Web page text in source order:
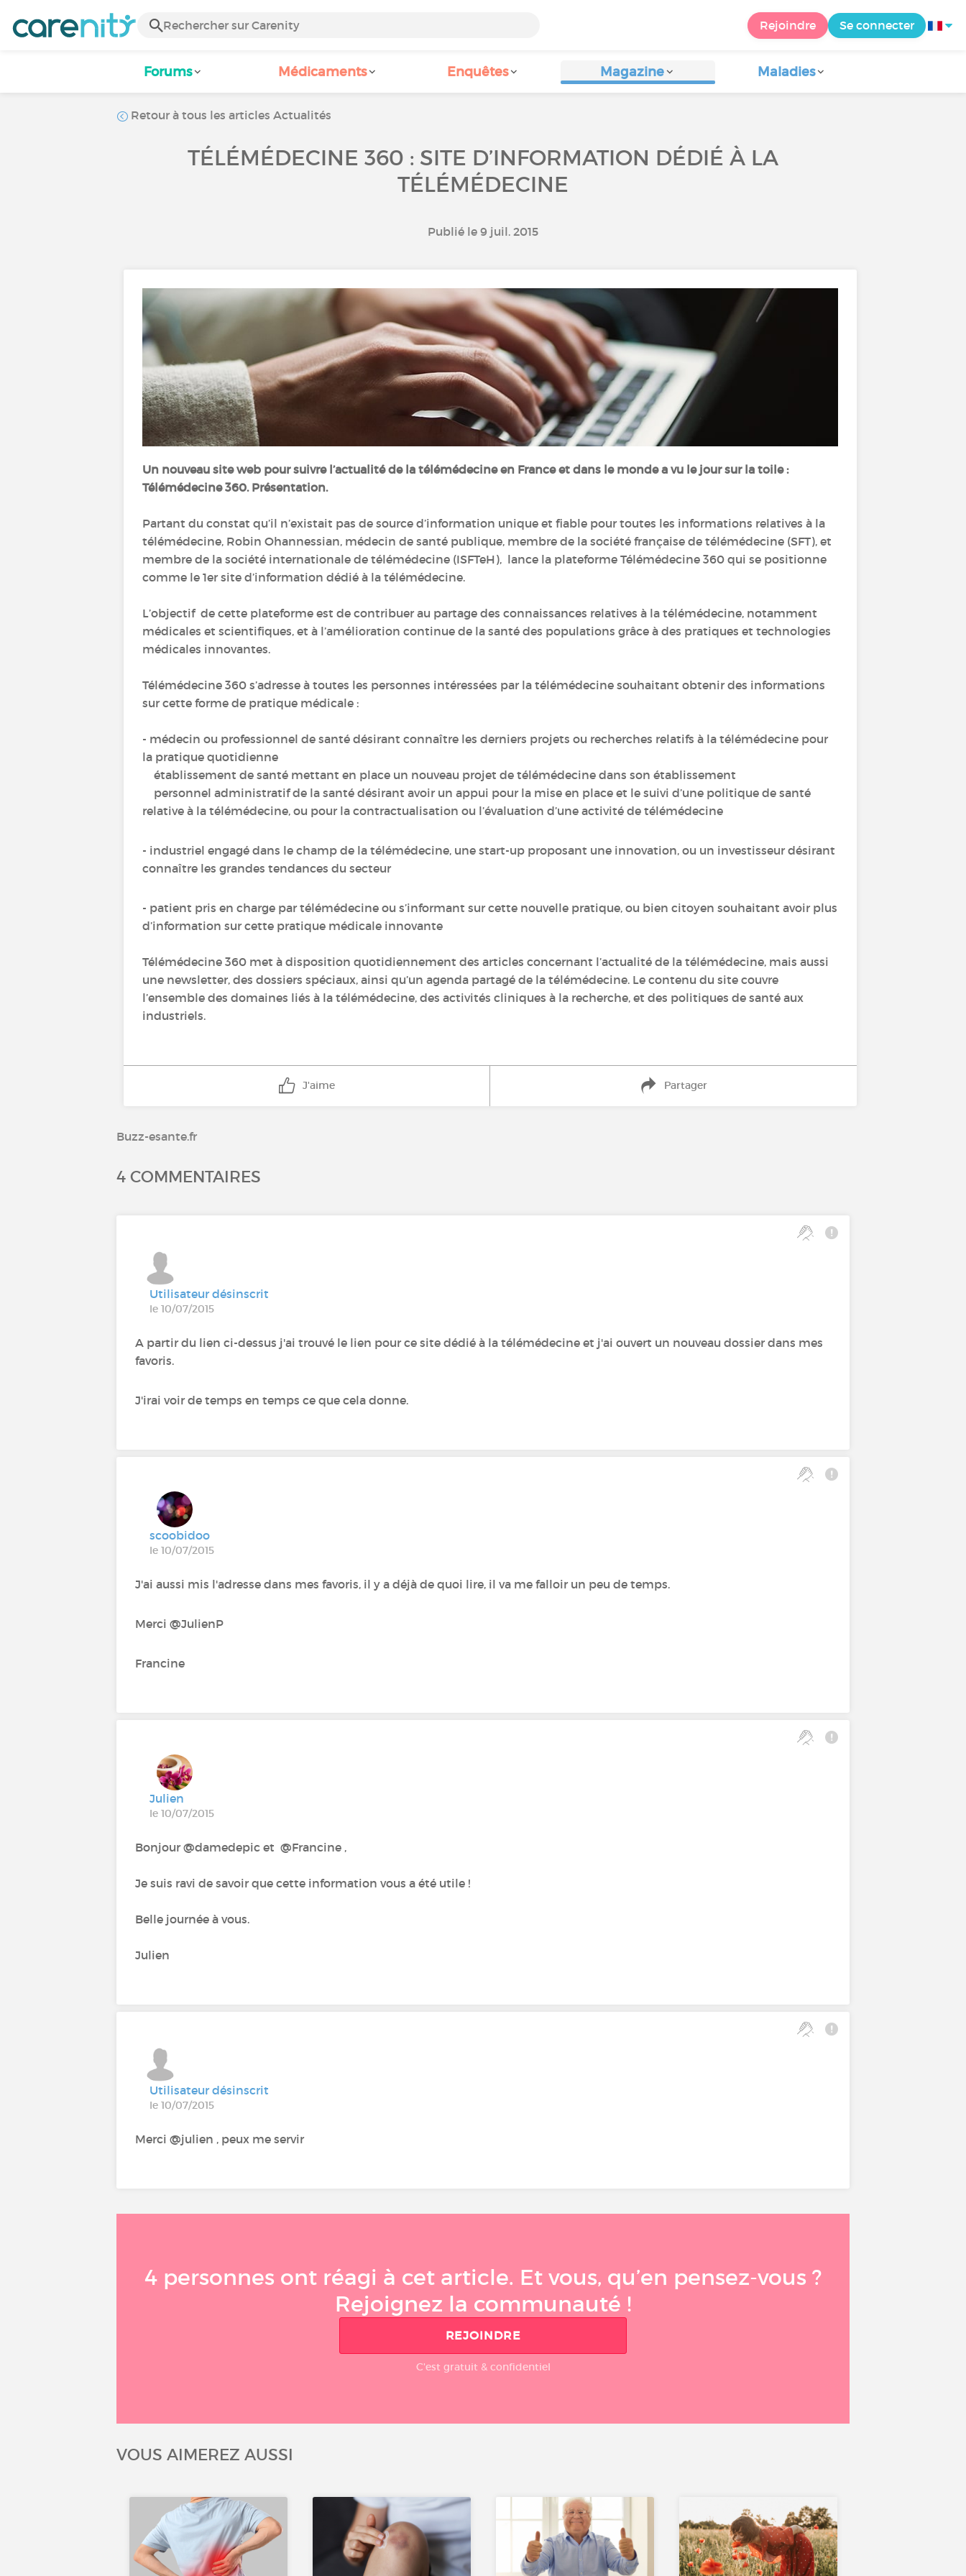
Rejoindre Se connecter
Forums Médicaments Enquêtes Magazine Maladies
Retour à tous les articles Actualités
TÉLÉMÉDECINE 360 : SITE D’INFORMATION DÉDIÉ À LA
TÉLÉMÉDECINE
Publié le 9 juil. 2015
Un nouveau site web pour suivre l’actualité de la télémédecine en France et dans le monde a vu le jour sur la toile :
Télémédecine 360. Présentation.
Partant du constat qu’il n’existait pas de source d’information unique et fiable pour toutes les informations relatives à la
télémédecine, Robin Ohannessian, médecin de santé publique, membre de la société française de télémédecine (SFT), et
membre de la société internationale de télémédecine (ISFTeH), lance la plateforme Télémédecine 360 qui se positionne
comme le 1er site d’information dédié à la télémédecine.
L’objectif de cette plateforme est de contribuer au partage des connaissances relatives à la télémédecine, notamment
médicales et scientifiques, et à l’amélioration continue de la santé des populations grâce à des pratiques et technologies
médicales innovantes.
Télémédecine 360 s’adresse à toutes les personnes intéressées par la télémédecine souhaitant obtenir des informations
sur cette forme de pratique médicale :
- médecin ou professionnel de santé désirant connaître les derniers projets ou recherches relatifs à la télémédecine pour
la pratique quotidienne
établissement de santé mettant en place un nouveau projet de télémédecine dans son établissement
personnel administratif de la santé désirant avoir un appui pour la mise en place et le suivi d’une politique de santé
relative à la télémédecine, ou pour la contractualisation ou l’évaluation d’une activité de télémédecine
- industriel engagé dans le champ de la télémédecine, une start-up proposant une innovation, ou un investisseur désirant
connaître les grandes tendances du secteur
- patient pris en charge par télémédecine ou s’informant sur cette nouvelle pratique, ou bien citoyen souhaitant avoir plus
d’information sur cette pratique médicale innovante
Télémédecine 360 met à disposition quotidiennement des articles concernant l’actualité de la télémédecine, mais aussi
une newsletter, des dossiers spéciaux, ainsi qu’un agenda partagé de la télémédecine. Le contenu du site couvre
l’ensemble des domaines liés à la télémédecine, des activités cliniques à la recherche, et des politiques de santé aux
industriels.
J'aime Partager
Buzz-esante.fr
4 COMMENTAIRES
Utilisateur désinscrit
le 10/07/2015
A partir du lien ci-dessus j'ai trouvé le lien pour ce site dédié à la télémédecine et j'ai ouvert un nouveau dossier dans mes
favoris.
J'irai voir de temps en temps ce que cela donne.
scoobidoo
le 10/07/2015
J'ai aussi mis l'adresse dans mes favoris, il y a déjà de quoi lire, il va me falloir un peu de temps.
Merci @JulienP
Francine
Julien
le 10/07/2015
Bonjour @damedepic et @Francine ,
Je suis ravi de savoir que cette information vous a été utile !
Belle journée à vous.
Julien
Utilisateur désinscrit
le 10/07/2015
Merci @julien , peux me servir
4 personnes ont réagi à cet article. Et vous, qu’en pensez-vous ?
Rejoignez la communauté !
REJOINDRE
C'est gratuit & confidentiel
VOUS AIMEREZ AUSSI